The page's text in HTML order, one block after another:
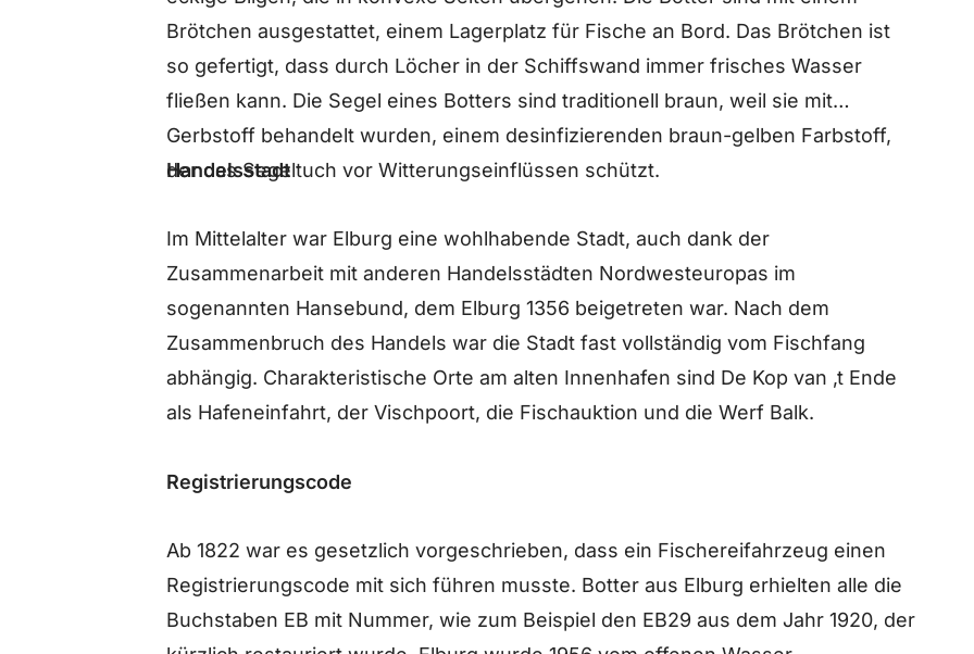
Brötchen ausgestattet, einem Lagerplatz für Fische an Bord. Das Brötchen ist
so gefertigt, dass durch Löcher in der Schiffswand immer frisches Wasser
fließen kann. Die Segel eines Botters sind traditionell braun, weil sie mit
Gerbstoff behandelt wurden, einem desinfizierenden braun-gelben Farbstoff,
der das Segeltuch vor Witterungseinflüssen schützt.
Handelsstadt
Im Mittelalter war Elburg eine wohlhabende Stadt, auch dank der
Zusammenarbeit mit anderen Handelsstädten Nordwesteuropas im
sogenannten Hansebund, dem Elburg 1356 beigetreten war. Nach dem
Zusammenbruch des Handels war die Stadt fast vollständig vom Fischfang
abhängig. Charakteristische Orte am alten Innenhafen sind De Kop van ‚t Ende
als Hafeneinfahrt, der Vischpoort, die Fischauktion und die Werf Balk.
Registrierungscode
Ab 1822 war es gesetzlich vorgeschrieben, dass ein Fischereifahrzeug einen
Registrierungscode mit sich führen musste. Botter aus Elburg erhielten alle die
Buchstaben EB mit Nummer, wie zum Beispiel den EB29 aus dem Jahr 1920, der